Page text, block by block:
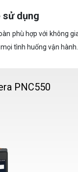
sử dụng
phù hợp với không
tình huống vận hành.
PNC550